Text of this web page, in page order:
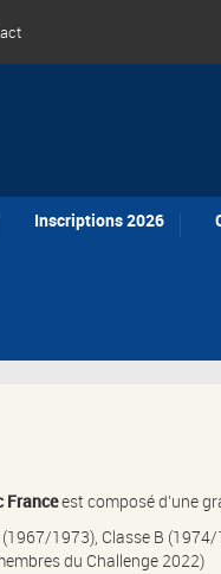
Inscriptions 2026
Franceest composé d’une
1973), Classe B
du Challenge 2022)